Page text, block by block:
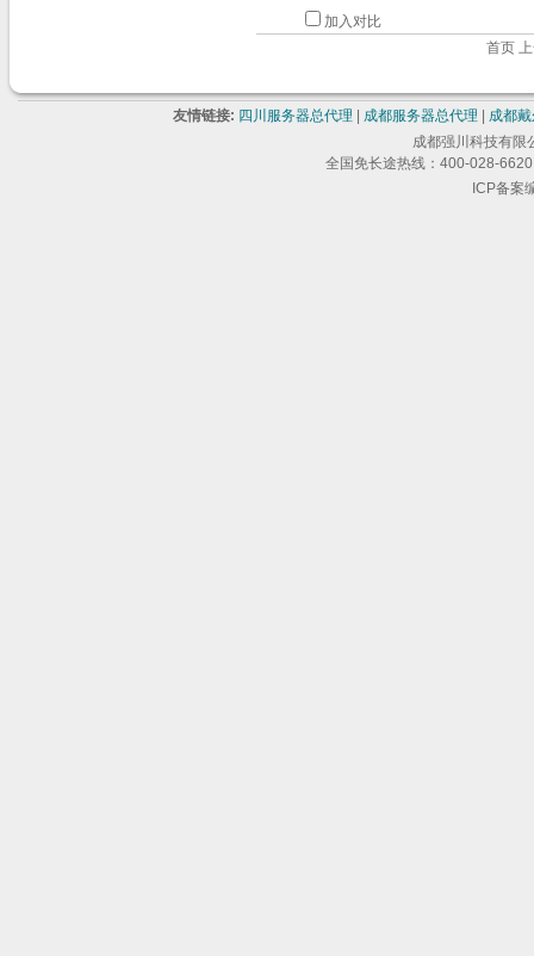
加入对比
首页
友情链接: 四川服务器总代理 成都服务器总代理
成都
成都强川科技有限
全国免长途热线：400-028-
ICP备案